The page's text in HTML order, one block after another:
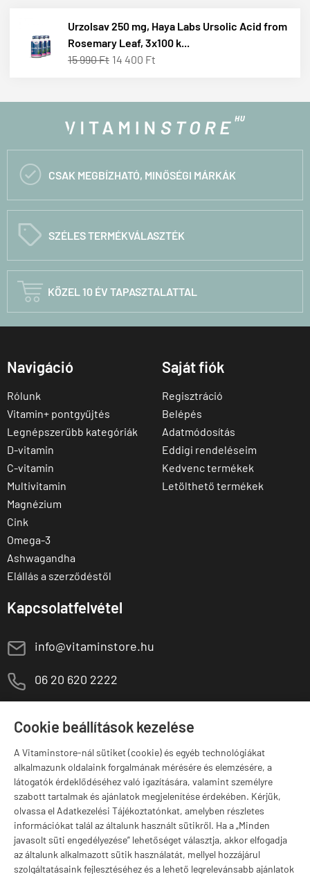
Cookie beállítások kezelése
A Vitaminstore-nál sütiket (cookie) és egyéb technológiákat
alkalmazunk oldalaink forgalmának mérésére és elemzésére, a
látogatók érdeklődéséhez való igazítására, valamint személyre
szabott tartalmak és ajánlatok megjelenítése érdekében. Kérjük,
olvassa el Adatkezelési Tájékoztatónkat, amelyben részletes
információkat talál az általunk használt sütikről. Ha a „Minden
javasolt süti engedélyezése” lehetőséget választja, akkor elfogadja
az általunk alkalmazott sütik használatát, mellyel hozzájárul
szolgáltatásaink fejlesztéséhez és a lehető legrelevánsabb ajánlatok
Urzolsav 250 mg, Haya Labs Ursolic Acid from
Rosemary Leaf, 3x100 k...
15 990 Ft 14 400 Ft
 CSAK MEGBÍZHATÓ, MINŐSÉGI MÁRKÁK
C SZÉLES TERMÉKVÁLASZTÉK
 KÖZEL 10 ÉV TAPASZTALATTAL
Navigáció
Rólunk
Vitamin+ pontgyűjtés
Legnépszerűbb kategóriák
D-vitamin
C-vitamin
Multivitamin
Magnézium
Cink
Omega-3
Ashwagandha
Elállás a szerződéstől
Saját fiók
Regisztráció
Belépés
Adatmódosítás
Eddigi rendeléseim
Kedvenc termékek
Letölthető termékek
Kapcsolatfelvétel
E info@vitaminstore.hu
M 06 20 620 2222
Szugló u. 83-85.
Márkák
Valuta választás